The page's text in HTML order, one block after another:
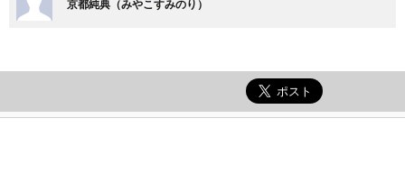
京都純典（みやこすみのり）